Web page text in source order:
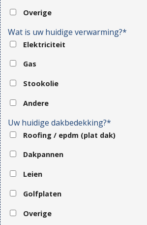
Overige
Wat is uw huidige verwarming?*
Elektriciteit
Gas
Stookolie
Andere
Uw huidige dakbedekking?*
Roofing / epdm (plat dak)
Dakpannen
Leien
Golfplaten
Overige